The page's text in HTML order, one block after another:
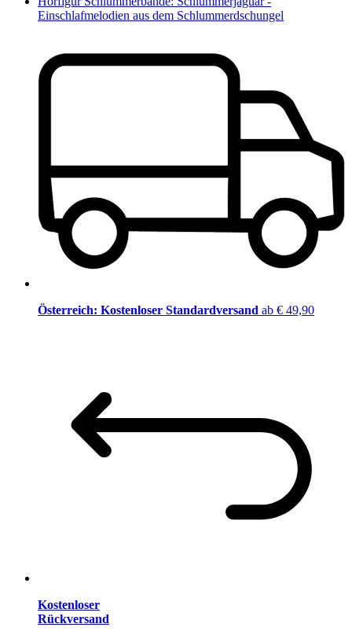
Einschlafmelodien aus dem Schlummerdschungel
Österreich: Kostenloser Standardversand ab € 49,90
Kostenloser
Rückversand